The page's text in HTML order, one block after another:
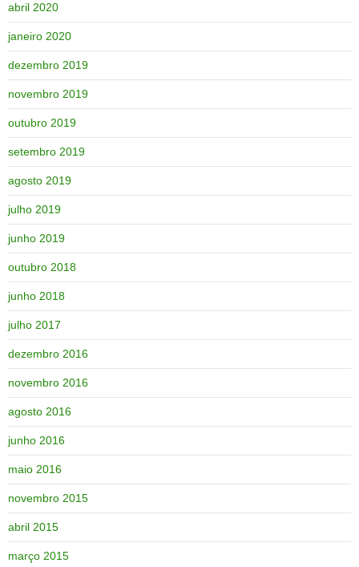
abril 2020
janeiro 2020
dezembro 2019
novembro 2019
outubro 2019
setembro 2019
agosto 2019
julho 2019
junho 2019
outubro 2018
junho 2018
julho 2017
dezembro 2016
novembro 2016
agosto 2016
junho 2016
maio 2016
novembro 2015
abril 2015
março 2015